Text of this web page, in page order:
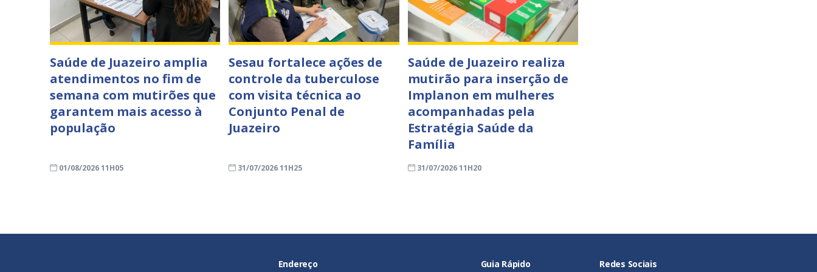
Saúde de Juazeiro amplia
atendimentos no fim de
semana com mutirões que
garantem mais acesso à
população
01/08/2026 11H05
Sesau fortalece ações de
controle da tuberculose
com visita técnica ao
Conjunto Penal de
Juazeiro
31/07/2026 11H25
Saúde de Juazeiro realiza
mutirão para inserção de
Implanon em mulheres
acompanhadas pela
Estratégia Saúde da
Família
31/07/2026 11H20
Endereço Guia Rápido Redes Sociais